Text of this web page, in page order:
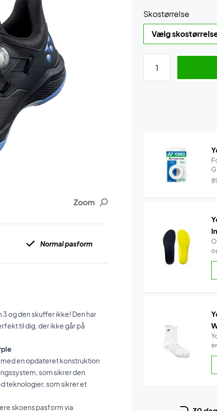
Zoom
Normal pasform
og den skuffer ikke! Den har
til dig, der ikke går på
en opdateret konstruktion
som sikrer den
teknologier, som sikrer et
skoens pasform via
Skostørrelse